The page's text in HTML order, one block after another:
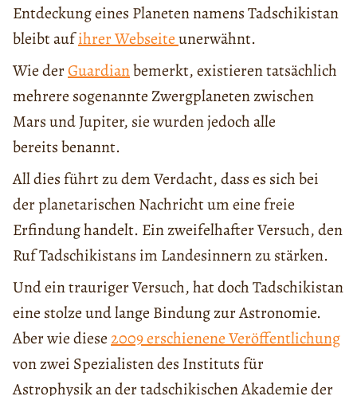
Entdeckung eines Planeten namens Tadschikistan
bleibt aufihrer Webseiteunerwähnt.
Wie derGuardianbemerkt, existieren tatsächlich
mehrere sogenannte Zwergplaneten zwischen
Mars und Jupiter, sie wurden jedoch alle
bereits benannt.
All dies führt zu dem Verdacht, dass es sich bei
der planetarischen Nachricht um eine freie
Erfindung handelt. Ein zweifelhafter Versuch, den
Ruf Tadschikistans im Landesinnern zu stärken.
Und ein trauriger Versuch, hat doch Tadschikistan
eine stolze und lange Bindung zur Astronomie.
Aber wie diese2009 erschienene Veröffentlichung
von zwei Spezialisten des Instituts für
Astrophysik an der tadschikischen Akademie der